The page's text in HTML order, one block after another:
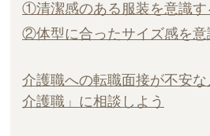
①清潔感のある服装を意識す
②体型に合ったサイズ感を意
介護職への転職面接が不安
介護職」に相談しよう